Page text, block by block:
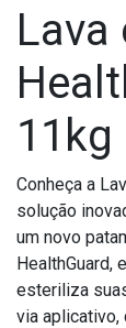
Lava
11kg
Conheça a
solução
um novo
HealthGuard,
esteriliza
via aplicativo,